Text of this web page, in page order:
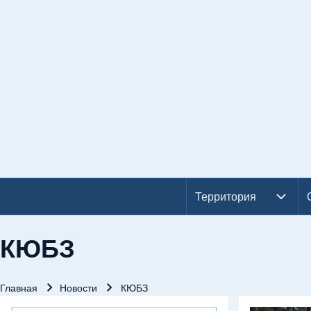
Основная навигация
Территория
Территория подменю
КЮБЗ
Главная Новости КЮБЗ